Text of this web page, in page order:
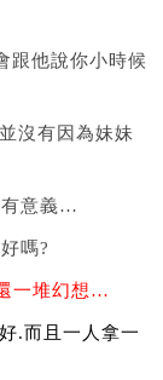
跟他說你小時候
沒有因為妹妹
有意義…
嗎?
一堆幻想…
.而且一人拿一